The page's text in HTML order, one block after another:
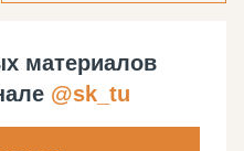
материалов
@sk_tu